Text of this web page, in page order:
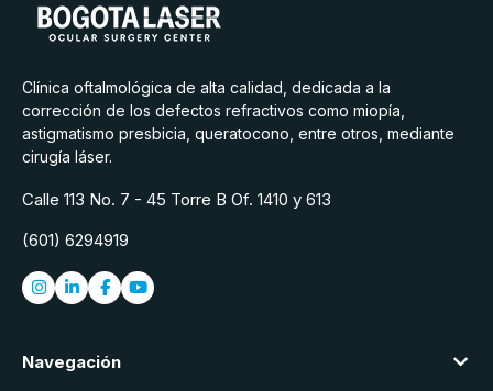
Clínica oftalmológica de alta calidad, dedicada a la
corrección de los defectos refractivos como miopía,
astigmatismo presbicia, queratocono, entre otros, mediante
cirugía láser.
Calle 113 No. 7 - 45 Torre B Of. 1410 y 613
(601) 6294919
Navegación